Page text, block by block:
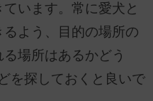
います。常に愛犬と
よう、目的の場所の
場所はあるかどう
を探しておくと良いで